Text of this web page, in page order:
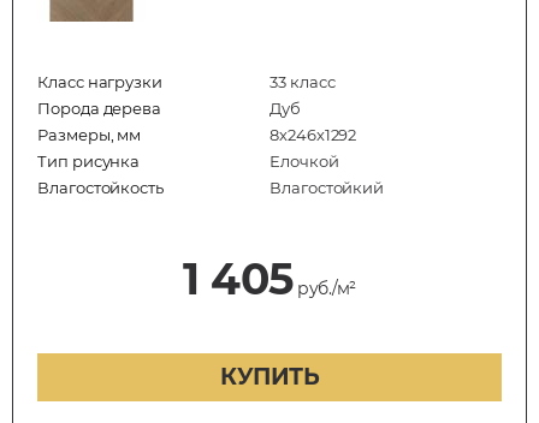
Класс нагрузки
33 класс
Порода дерева
Дуб
Размеры, мм
8х246х1292
Тип рисунка
Елочкой
Влагостойкость
Влагостойкий
1 405руб./м²
КУПИТЬ